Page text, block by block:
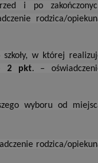
i po
rodzica/
w której
2 pkt. –
wyboru od
rodzica/